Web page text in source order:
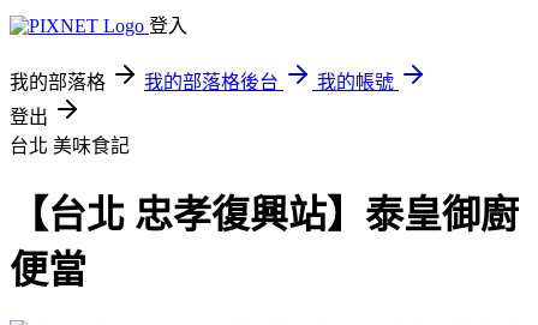
登入
我的部落格 我的部落格後台
我的帳號
登出
台北 美味食記
【台北 忠孝復興站】泰皇御廚
便當